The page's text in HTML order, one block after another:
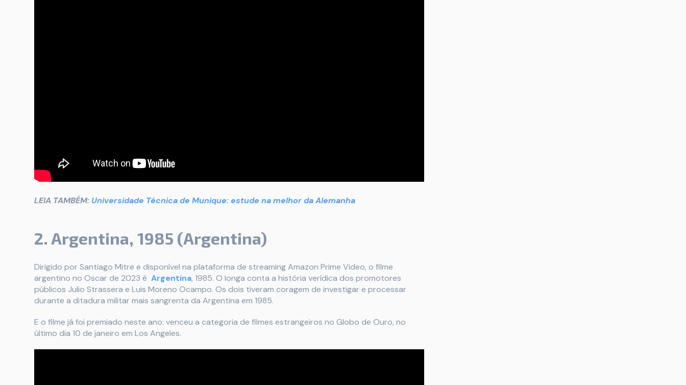
LEIA TAMBÉM: Universidade Técnica de Munique: estude na melhor da Alemanha
2. Argentina, 1985 (Argentina)
Dirigido por Santiago Mitre e disponível na plataforma de streaming Amazon Prime Video, o filme
argentino no Oscar de 2023 é Argentina, 1985. O longa conta a história verídica dos promotores
públicos Julio Strassera e Luis Moreno Ocampo. Os dois tiveram coragem de investigar e processar
durante a ditadura militar mais sangrenta da Argentina em 1985.
E o filme já foi premiado neste ano: venceu a categoria de filmes estrangeiros no Globo de Ouro, no
último dia 10 de janeiro em Los Angeles.